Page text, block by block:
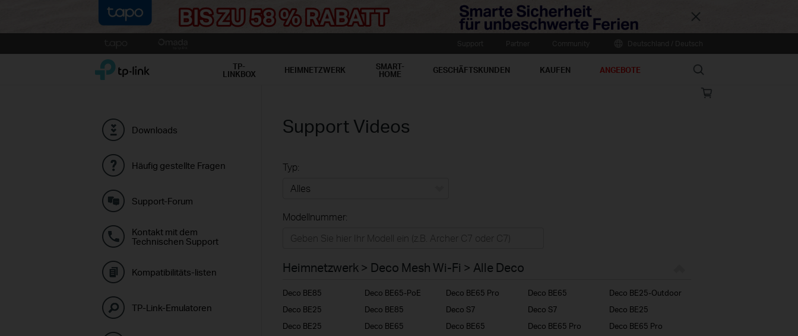
Close
to
TP-Link, Reliably Smart TP-
LINKBOX HEIMNETZWERK SMART-
HOME GESCHÄFTSKUNDEN KAUFEN ANGEBOTE Search
Online
Downloads
Häufig gestellte Fragen
Support-Forum
Kontakt mit dem
Technischen Support
Kompatibilitäts-listen
TP-Link-Emulatoren
Support Videos
Typ:
Geschäftskunden
Modellnummer:
Heimnetzwerk > Deco Mesh Wi-Fi > Alle Deco
Deco BE85 Deco BE65-PoE Deco BE65 Pro Deco BE65
Deco BE25-Outdoor
Deco BE25
Deco BE85 Deco S7 Deco S7
Deco BE25
Deco BE25
Deco BE65 Deco BE65 Deco BE65 Pro
Deco BE65 Pro